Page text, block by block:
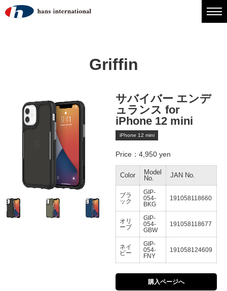
Griffin
サバイバー エンデ
ュランス for
iPhone 12 mini
iPhone 12 mini
Price：4,950 yen
Color
Model
No.
JAN No.
ブラ
ック
GIP-
054-
BKG
191058118660
オリ
ーブ
GIP-
054-
GBW
191058118677
ネイ
ビー
GIP-
054-
FNY
191058124609
購入ページへ